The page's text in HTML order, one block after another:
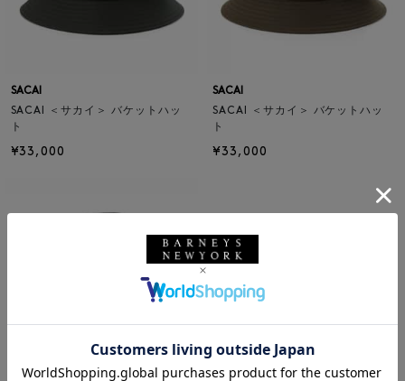
SACAI
SACAI ＜サカイ＞ バケットハッ
ト
¥33,000
SACAI
SACAI ＜サカイ＞ バケットハッ
ト
¥33,000